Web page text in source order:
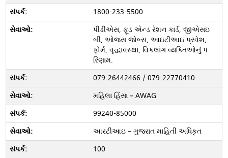
1800-233-5500
પીડીએસ, ફૂડ એન્ડ રેશન કાર્ડ, જીએસઇ
બી, ઓજસ જોબ્સ, આઇટીઆઇ પ્રવેશ,
ફોર્મ, વૃદ્ધાવસ્થા, વિકલાંગ વ્યક્તિઓનું પ
રિણામ.
079-26442466 / 079-22770410
મહિલા હિંસા – AWAG
99240-85000
આરટીઆઇ – ગુજરાત માહિતી અધિકૃત
100